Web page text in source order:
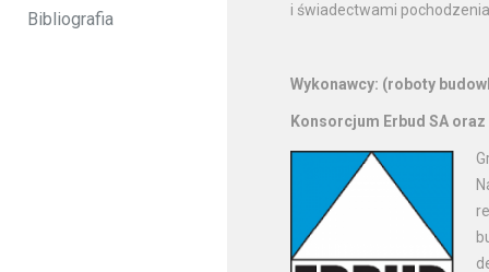
Bibliografia
i świadectwami pochodzenia.
Wykonawcy: (roboty
Konsorcjum Erbud SA